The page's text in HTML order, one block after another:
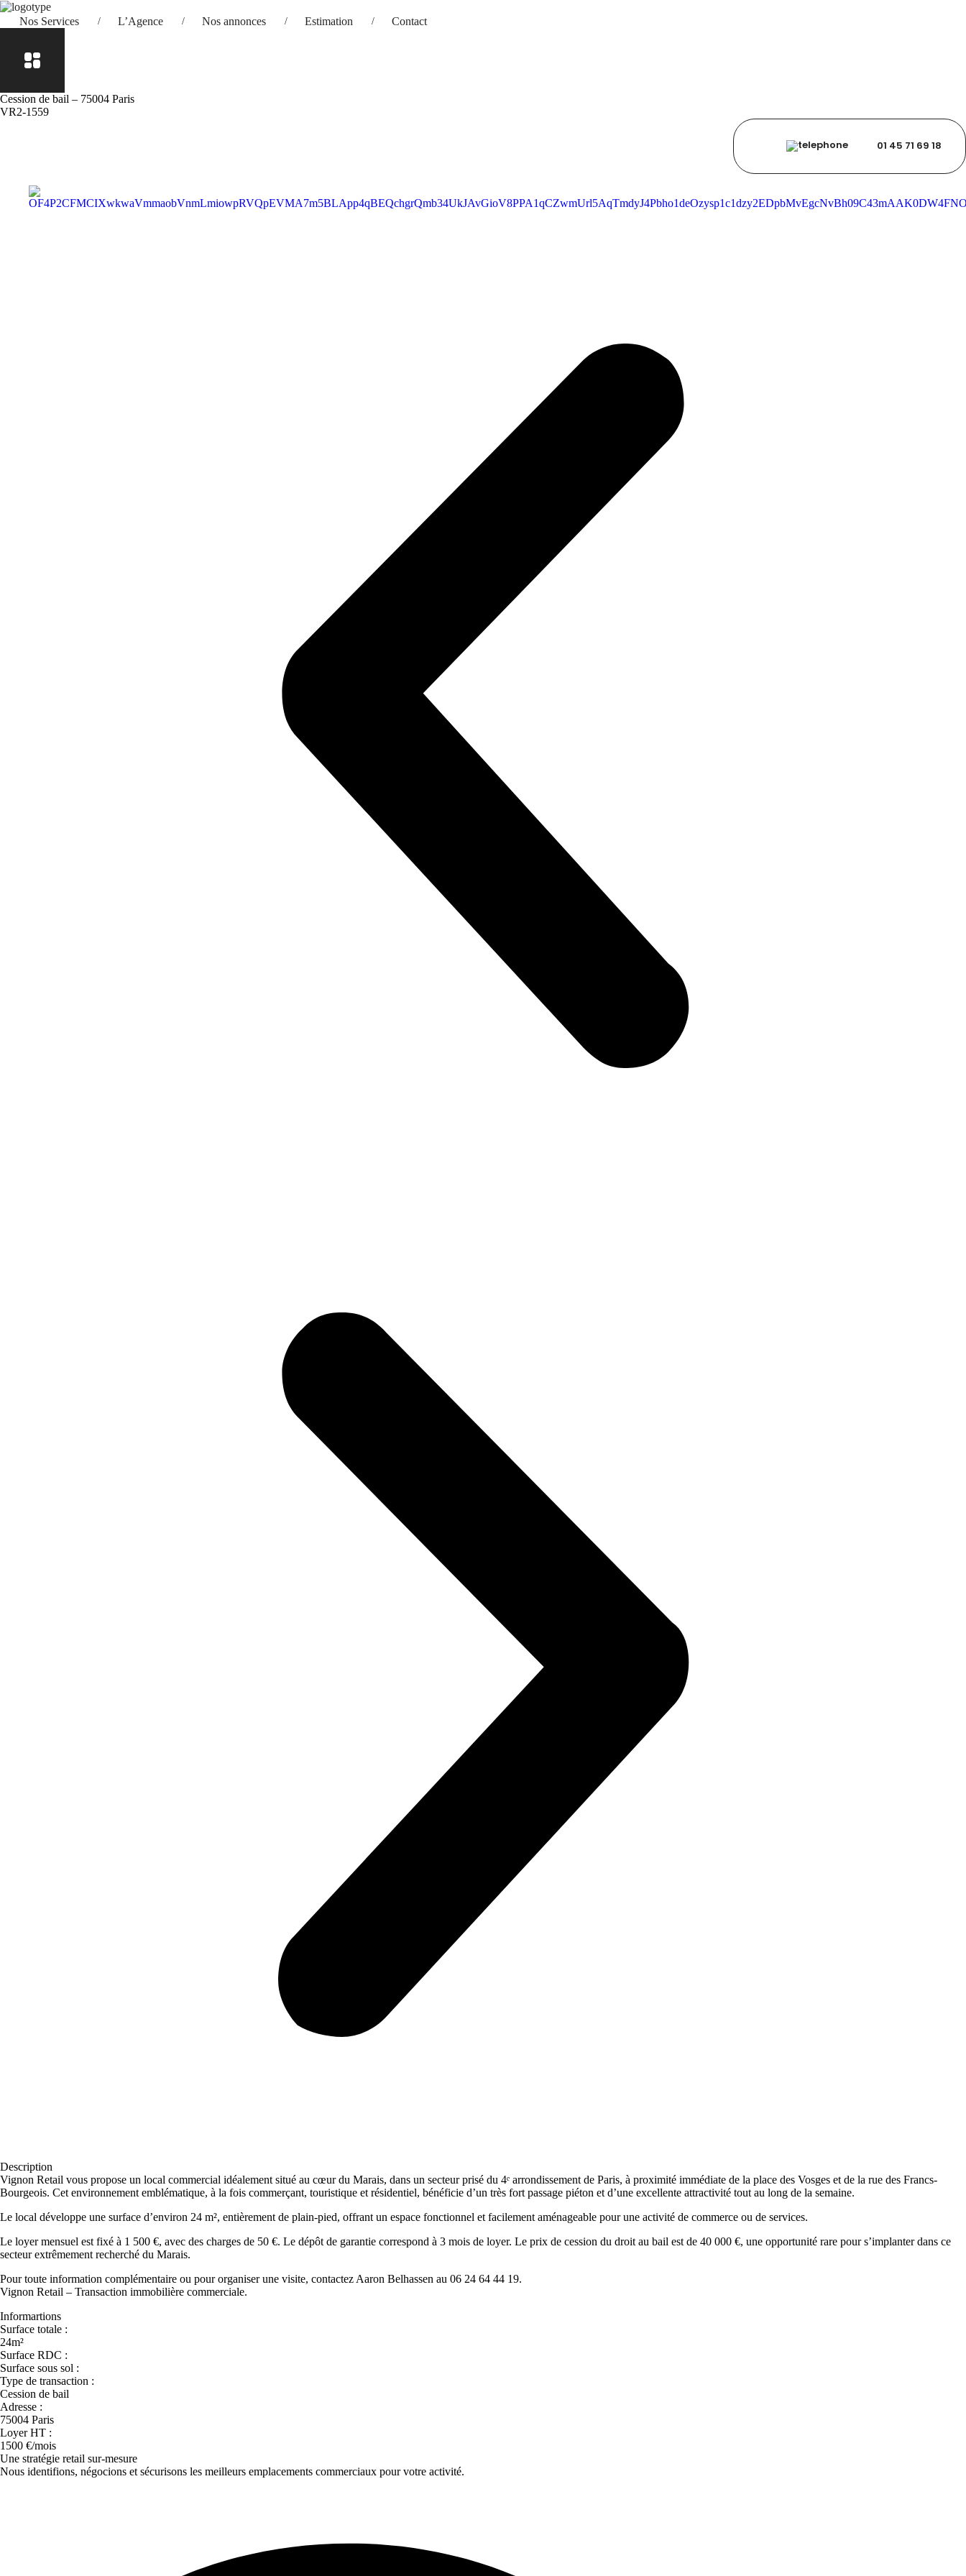
Nos Services L’Agence Nos annonces Estimation Contact
Cession de bail – 75004 Paris
VR2-1559
01 45 71 69 18
Description
Vignon Retail vous propose un local commercial idéalement situé au cœur du Marais, dans un secteur prisé du 4ᵉ arrondissement de Paris, à proximité immédiate de la place des Vosges et de la rue des Francs-
Bourgeois. Cet environnement emblématique, à la fois commerçant, touristique et résidentiel, bénéficie d’un très fort passage piéton et d’une excellente attractivité tout au long de la semaine.
Le local développe une surface d’environ 24 m², entièrement de plain-pied, offrant un espace fonctionnel et facilement aménageable pour une activité de commerce ou de services.
Le loyer mensuel est fixé à 1 500 €, avec des charges de 50 €. Le dépôt de garantie correspond à 3 mois de loyer. Le prix de cession du droit au bail est de 40 000 €, une opportunité rare pour s’implanter dans ce
secteur extrêmement recherché du Marais.
Pour toute information complémentaire ou pour organiser une visite, contactez Aaron Belhassen au 06 24 64 44 19.
Vignon Retail – Transaction immobilière commerciale.
Informartions
Surface totale :
24m²
Surface RDC :
Surface sous sol :
Type de transaction :
Cession de bail
Adresse :
75004 Paris
Loyer HT :
1500 €/mois
Une stratégie retail sur-mesure
Nous identifions, négocions et sécurisons les meilleurs emplacements commerciaux pour votre activité.